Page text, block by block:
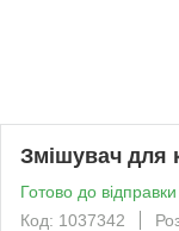
Змішувач для
Готово до
Код: 1037342